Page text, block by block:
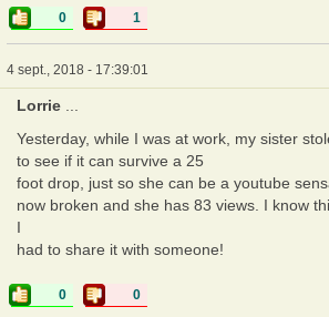
0 1
4 sept., 2018 - 17:39:01
Lorrie ...
Yesterday, while I was at work, my sister
to see if it can survive a 25
foot drop, just so she can be a youtube
now broken and she has 83 views. I know
I
had to share it with someone!
0 0